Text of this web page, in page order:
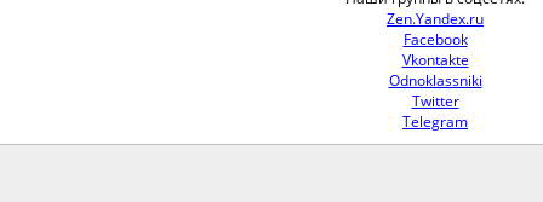
Zen.Yandex.ru
Facebook
Vkontakte
Odnoklassniki
Twitter
Telegram